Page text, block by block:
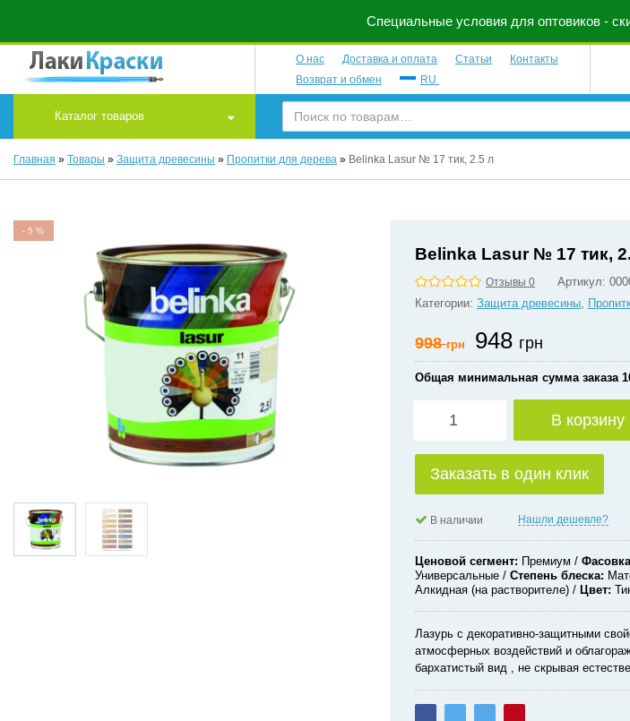
Специальные условия для оптовиков -
О нас Доставка и оплата Статьи
Контакты
Возврат и обмен
RU
Каталог товаров
Главная » Товары » Защита древесины » Пропитки для дерева » Belinka Lasur № 17 тик, 2.5 л
-5%
Belinka Lasur № 17 тик,
Отзывы 0 Артикул:
Категории: Защита древесины,
998грн 948 грн
Общая минимальная сумма заказа
В корзину
Заказать в один клик
В наличии Нашли дешевле?
Ценовой сегмент Премиум Фасовка
Универсальные
Степень блеска
Алкидная (на растворителе)
Цвет
Лазурь с декоративно-защитными
атмосферных воздействий и
бархатистый вид , не скрывая